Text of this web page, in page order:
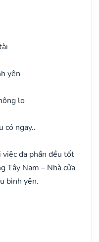
yên
lo
có ngay..
đa phần đều tốt
Tây Nam – Nhà cửa
bình yên.